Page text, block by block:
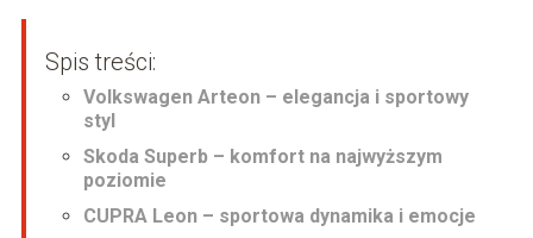
Spis treści:
Volkswagen Arteon – elegancja i sportowy
styl
Skoda Superb – komfort na najwyższym
poziomie
CUPRA Leon – sportowa dynamika i emocje